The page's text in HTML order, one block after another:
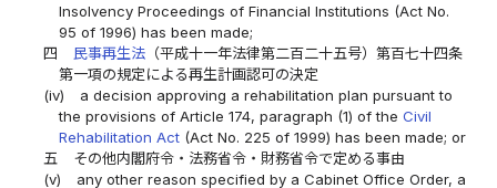
Insolvency Proceedings of Financial Institutions (Act No.
95 of 1996) has been made;
四
民事再生法（平成十一年法律第二百二十五号）第百七十四条
第一項の規定による再生計画認可の決定
(iv)
a decision approving a rehabilitation plan pursuant to
the provisions of Article 174, paragraph (1) of the Civil
Rehabilitation Act(Act No. 225 of 1999) has been made; or
五
その他内閣府令・法務省令・財務省令で定める事由
(v)
any other reason specified by a Cabinet Office Order, a